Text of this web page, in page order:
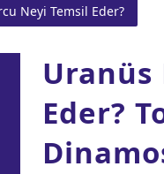
Neyi Temsil Eder?
Uranüs
Eder?